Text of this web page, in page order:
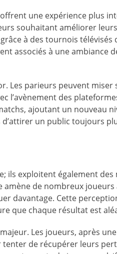
une expérience plus
souhaitant améliorer leurs
à des tournois télévisés
associés à une ambiance
Les parieurs peuvent miser
l’avènement des
ajoutant un nouveau
un public toujours
ils exploitent également des
de nombreux joueurs
davantage. Cette
que chaque résultat est
Les joueurs, après
de récupérer leurs